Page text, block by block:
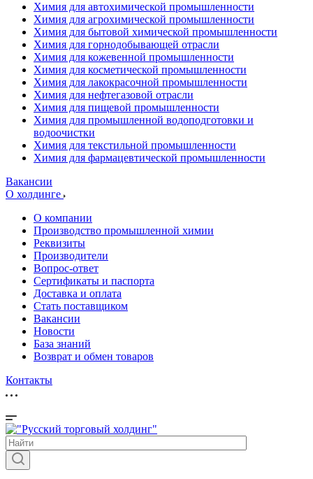
Химия для автохимической промышленности
Химия для агрохимической промышленности
Химия для бытовой химической промышленности
Химия для горнодобывающей отрасли
Химия для кожевенной промышленности
Химия для косметической промышленности
Химия для лакокрасочной промышленности
Химия для нефтегазовой отрасли
Химия для пищевой промышленности
Химия для промышленной водоподготовки и
водоочистки
Химия для текстильной промышленности
Химия для фармацевтической промышленности
Вакансии
О холдинге
О компании
Производство промышленной химии
Реквизиты
Производители
Вопрос-ответ
Сертификаты и паспорта
Доставка и оплата
Стать поставщиком
Вакансии
Новости
База знаний
Возврат и обмен товаров
Контакты